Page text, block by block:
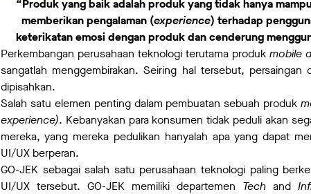
“Produk yang baik adalah produk yang tidak hanya
memberikan pengalaman (experience) terhadap
keterikatan emosi dengan produk dan cenderung
Perkembangan perusahaan teknologi terutama produk mobile
sangatlah menggembirakan. Seiring hal tersebut,
dipisahkan.
Salah satu elemen penting dalam pembuatan sebuah produk
experience). Kebanyakan para konsumen tidak peduli akan
mereka, yang mereka pedulikan hanyalah apa yang dapat
UI/UX berperan.
GO-JEK sebagai salah satu perusahaan teknologi paling
UI/UX tersebut. GO-JEK memiliki departemen Tech and